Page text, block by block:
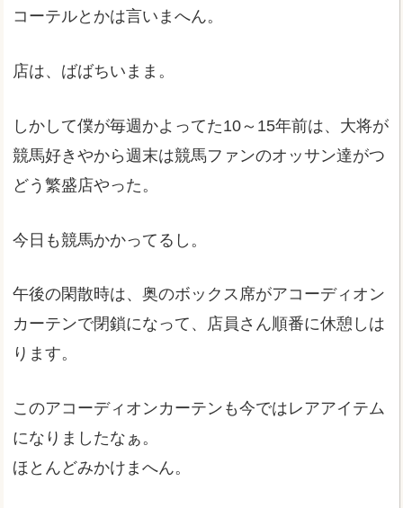
コーテルとかは言いまへん。
店は、ばばちいまま。
しかして僕が毎週かよってた10～15年前は、大将が
競馬好きやから週末は競馬ファンのオッサン達がつ
どう繁盛店やった。
今日も競馬かかってるし。
午後の閑散時は、奥のボックス席がアコーディオン
カーテンで閉鎖になって、店員さん順番に休憩しは
ります。
このアコーディオンカーテンも今ではレアアイテム
になりましたなぁ。
ほとんどみかけまへん。